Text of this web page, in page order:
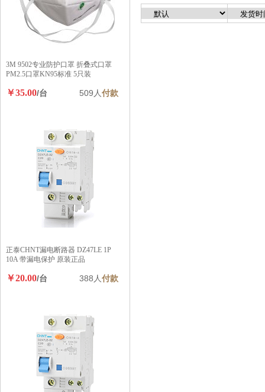
3M 9502专业防护口罩 折叠式口罩
PM2.5口罩KN95标准 5只装
￥35.00/台 509人付款
正泰CHNT漏电断路器 DZ47LE 1P
10A 带漏电保护 原装正品
￥20.00/台 388人付款